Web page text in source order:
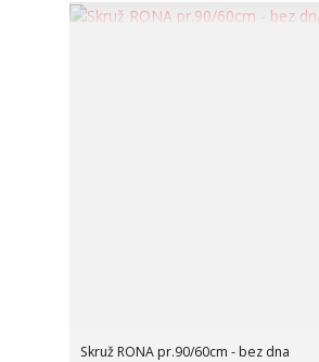
Skruž RONA pr.90/60cm - bez dna